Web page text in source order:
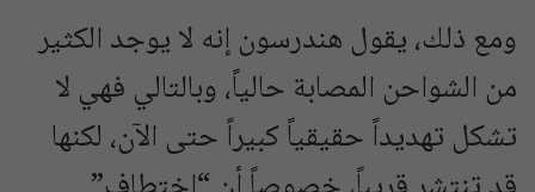
ومع ذلك، يقول هندرسون إنه لا يوجد الكثير
من الشواحن المصابة حالياً، وبالتالي فهي لا
تشكل تهديداً حقيقياً كبيراً حتى الآن، لكنها